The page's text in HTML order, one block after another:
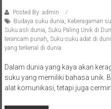
Posted By: admin
Budaya suku dunia, Keberagaman
Suku asli dunia, Suku Paling Unik di
terancam punah, Suku-suku adat di
yang terkenal di dunia
Dalam dunia yang kaya akan
suku yang memiliki bahasa unik.
alat komunikasi, tetapi juga